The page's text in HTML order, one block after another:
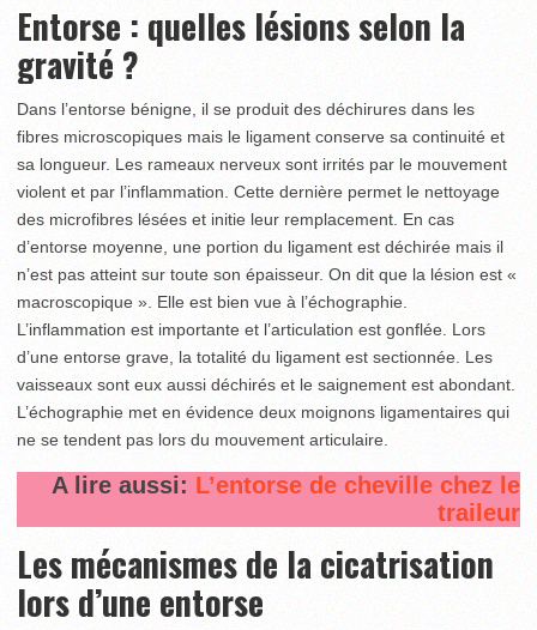
Entorse : quelles lésions selon la
gravité ?
Dans l’entorse bénigne, il se produit des déchirures dans les
fibres microscopiques mais le ligament conserve sa continuité et
sa longueur. Les rameaux nerveux sont irrités par le mouvement
violent et par l’inflammation. Cette dernière permet le nettoyage
des microfibres lésées et initie leur remplacement. En cas
d’entorse moyenne, une portion du ligament est déchirée mais il
n’est pas atteint sur toute son épaisseur. On dit que la lésion est «
macroscopique ». Elle est bien vue à l’échographie.
L’inflammation est importante et l’articulation est gonflée. Lors
d’une entorse grave, la totalité du ligament est sectionnée. Les
vaisseaux sont eux aussi déchirés et le saignement est abondant.
L’échographie met en évidence deux moignons ligamentaires qui
ne se tendent pas lors du mouvement articulaire.
A lire aussi: L’entorse de cheville chez le
traileur
Les mécanismes de la cicatrisation
lors d’une entorse